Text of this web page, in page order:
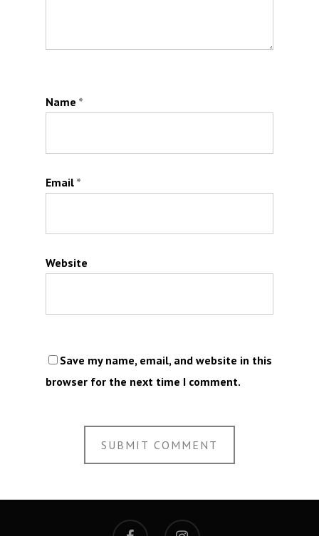
Name *
Email *
Website
Save my name, email, and website in this
browser for the next time I comment.